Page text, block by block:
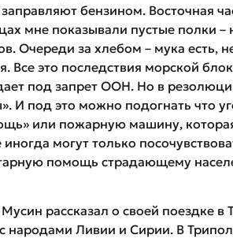
бензином. Восточная
мне показывали пустые полки –
Очереди за хлебом – мука есть,
Все это последствия морской
под запрет ООН. Но в
И под это можно подогнать что
или пожарную машину,
могут только
помощь страдающему
рассказал о своей поездке в
народами Ливии и Сирии. В